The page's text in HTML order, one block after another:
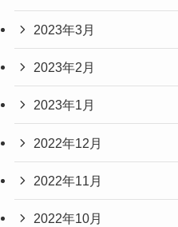
2023年3月
2023年2月
2023年1月
2022年12月
2022年11月
2022年10月